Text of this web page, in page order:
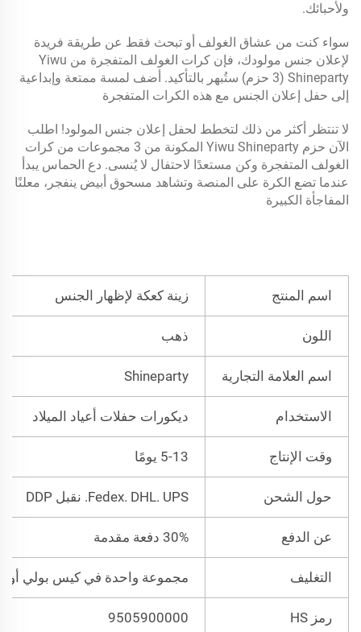
ولأحبائك.
سواء كنت من عشاق الغولف أو تبحث فقط عن طريقة فريدة
لإعلان جنس مولودك، فإن كرات الغولف المتفجرة من Yiwu
Shineparty (3 حزم) ستُبهر بالتأكيد. أضف لمسة ممتعة وإبداعية
إلى حفل إعلان الجنس مع هذه الكرات المتفجرة
لا تنتظر أكثر من ذلك لتخطط لحفل إعلان جنس المولود! اطلب
الآن حزم Yiwu Shineparty المكونة من 3 مجموعات من كرات
الغولف المتفجرة وكن مستعدًا لاحتفال لا يُنسى. دع الحماس يبدأ
عندما تضع الكرة على المنصة وتشاهد مسحوق أبيض ينفجر، معلنًا
المفاجأة الكبيرة
اسم المنتج زينة كعكة لإظهار الجنس
اللون ذهب
اسم العلامة التجارية Shineparty
الاستخدام ديكورات حفلات أعياد الميلاد
وقت الإنتاج 5-13 يومًا
حول الشحن Fedex. DHL. UPS. نقبل DDP
عن الدفع 30% دفعة مقدمة
التغليف مجموعة واحدة في كيس بولي أو
رمز HS 9505900000